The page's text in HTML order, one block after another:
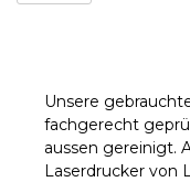
Unsere
fachgerecht
aussen gereinigt.
Laserdrucker von